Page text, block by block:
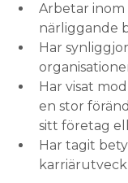
Arbetar
närliggande
Har
Har visat
en stor
sitt företag
Har tagit